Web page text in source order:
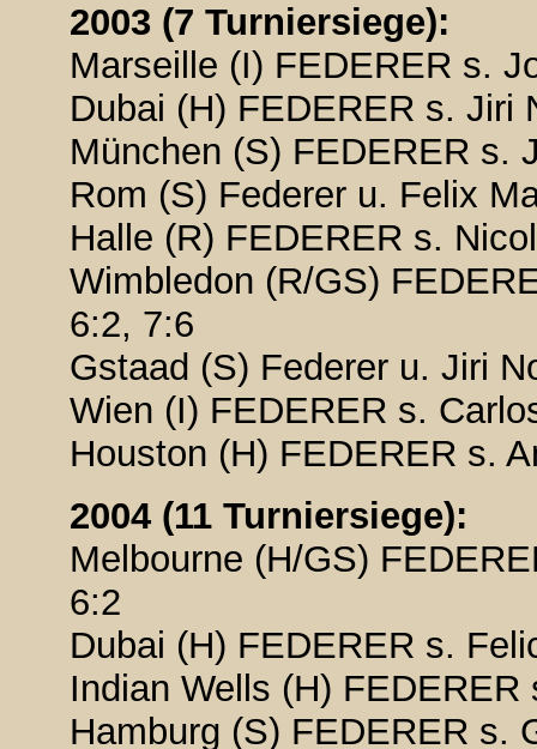
2003 (7 Turniersiege):
Marseille (I) FEDERER s.
Dubai (H) FEDERER s. Jiri
München (S) FEDERER s.
Rom (S) Federer u. Felix
Halle (R) FEDERER s.
Wimbledon (R/GS)
6:2, 7:6
Gstaad (S) Federer u. Jiri
Wien (I) FEDERER s.
Houston (H) FEDERER s.
2004 (11 Turniersiege):
Melbourne (H/GS)
6:2
Dubai (H) FEDERER s.
Indian Wells (H)
Hamburg (S) FEDERER s.